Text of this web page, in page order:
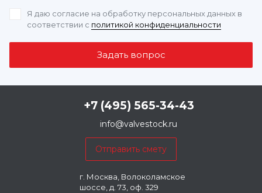
Я даю согласие на обработку персональных данных в
соответствии с политикой конфиденциальности
+7 (495) 565-34-43
info@valvestock.ru
г. Москва, Волоколамское
шоссе, д. 73, оф. 329